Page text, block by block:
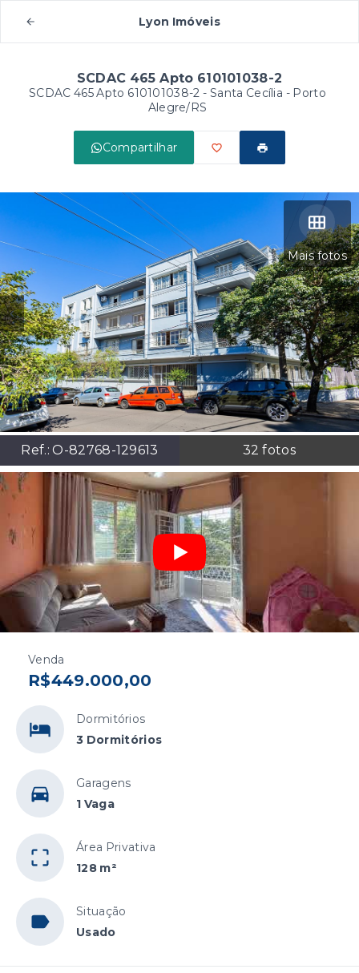
Lyon Imóveis
SCDAC 465 Apto 610101038-2
SCDAC 465 Apto 610101038-2 - Santa Cecília - Porto
Alegre/RS
Compartilhar
Mais fotos
Ref.:O-82768-129613 32 fotos
Venda
R$449.000,00
Dormitórios
3 Dormitórios
Garagens
1 Vaga
Área Privativa
128 m²
Situação
Usado